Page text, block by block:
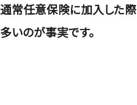
通常任意保険に加入した
多いのが事実です。